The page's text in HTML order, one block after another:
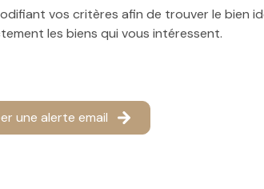
vos critères afin de trouver le bien
les biens qui vous intéressent.
une alerte email